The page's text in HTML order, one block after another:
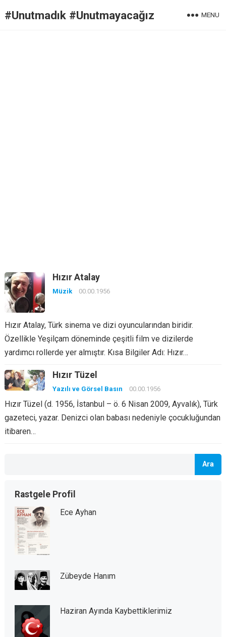
#Unutmadık #Unutmayacağız MENU
Hızır Atalay
Müzik 00.00.1956
Hızır Atalay, Türk sinema ve dizi oyuncularından biridir.
Özellikle Yeşilçam döneminde çeşitli film ve dizilerde
yardımcı rollerde yer almıştır. Kısa Bilgiler Adı: Hızır…
Hızır Tüzel
Yazılı ve Görsel Basın 00.00.1956
Hızır Tüzel (d. 1956, İstanbul – ö. 6 Nisan 2009, Ayvalık), Türk
gazeteci, yazar. Denizci olan babası nedeniyle çocukluğundan
itibaren…
Ara
Rastgele Profil
Ece Ayhan
Zübeyde Hanım
Haziran Ayında Kaybettiklerimiz